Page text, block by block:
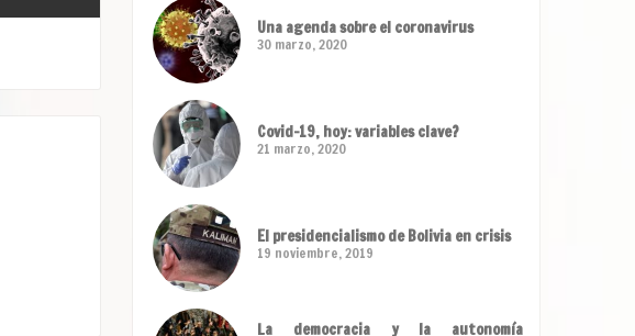
Una agenda sobre el coronavirus
30 marzo, 2020
Covid-19, hoy: variables clave?
21 marzo, 2020
El presidencialismo de Bolivia en crisis
19 noviembre, 2019
La democracia y la autonomía